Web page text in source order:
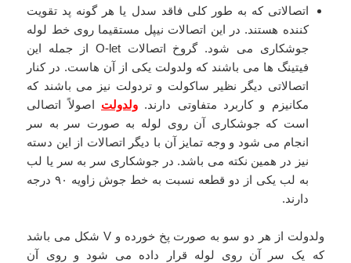
اتصالاتی که به طور کلی فاقد سدل یا هر گونه پد تقویت
کننده هستند. در این اتصالات نیپل مستقیما روی خط لوله
جوشکاری می شود. گروخ اتصالات O-let از جمله این
فیتینگ ها می باشند که ولدولت یکی از آن هاست. در کنار
اتصالاتی دیگر نظیر ساکولت و تردولت نیز می باشند که
مکانیزم و کاربرد متفاوتی دارند. ولدولت اصولاً اتصالی
است که جوشکاری آن روی لوله به صورت سر به سر
انجام می شود و وجه تمایز آن با دیگر اتصالات از این دسته
نیز در همین نکته می باشد. در جوشکاری سر به سر یا لب
به لب یکی از دو قطعه نسبت به خط جوش زاویه ۹۰ درجه
دارند.
ولدولت از هر دو سو به صورت پخ خورده و V شکل می باشد
که یک سر آن روی لوله قرار داده می شود و روی آن